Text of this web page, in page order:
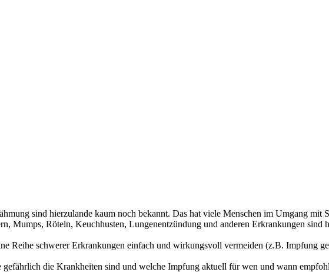
sind hierzulande kaum noch bekannt. Das hat viele Menschen im Umgang mit
Mumps, Röteln, Keuchhusten, Lungenentzündung und anderen Erkrankungen sind
Reihe schwerer Erkrankungen einfach und wirkungsvoll vermeiden (z.B. Impfung
die Krankheiten sind und welche Impfung aktuell für wen und wann